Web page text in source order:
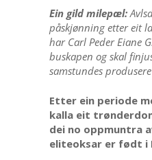
Ein gild milepæl:
påskjønning etter eit
har Carl Peder Eiane
buskapen og skal
samstundes
Etter ein periode
kalla eit
dei no oppmuntra
eliteoksar er født i